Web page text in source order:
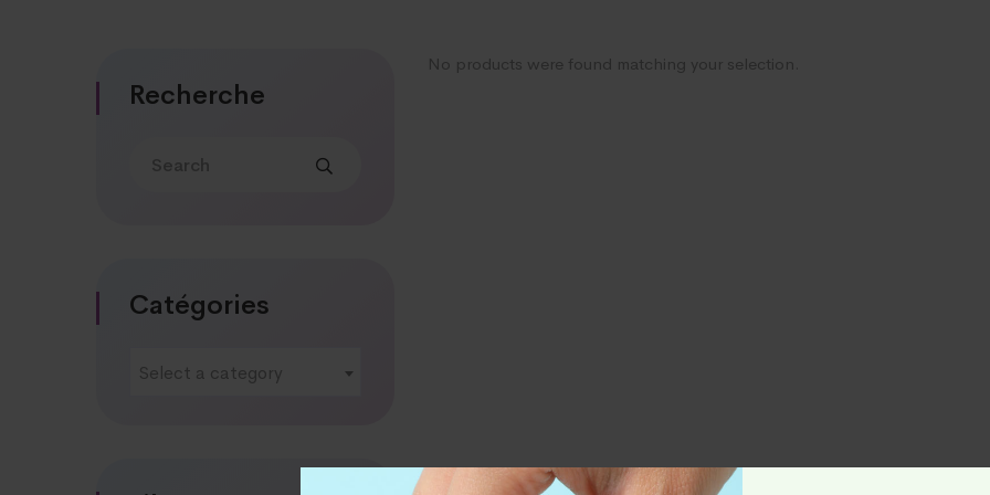
Recherche
Catégories
Select a category
No products were found matching your selection.